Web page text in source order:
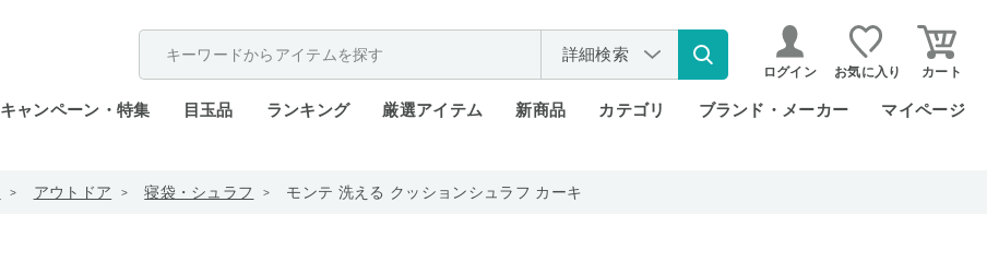
詳細検索
ログイン お気に入り カート
キャンペーン・特集 目玉品 ランキング 厳選アイテム 新商品 カテゴリ ブランド・メーカー マイページ
アウトドア 寝袋・シュラフ モンテ 洗える クッションシュラフ カーキ